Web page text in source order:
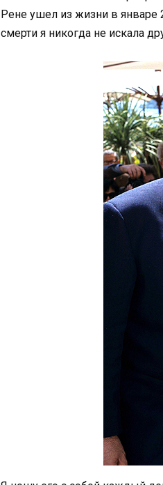
Рене ушел из жизни в январе
смерти я никогда не искала